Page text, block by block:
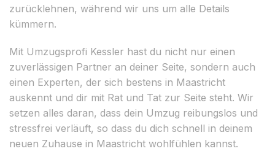
zurücklehnen, während wir uns um alle Details
kümmern.
Mit Umzugsprofi Kessler hast du nicht nur einen
zuverlässigen Partner an deiner Seite, sondern auch
einen Experten, der sich bestens in Maastricht
auskennt und dir mit Rat und Tat zur Seite steht. Wir
setzen alles daran, dass dein Umzug reibungslos und
stressfrei verläuft, so dass du dich schnell in deinem
neuen Zuhause in Maastricht wohlfühlen kannst.